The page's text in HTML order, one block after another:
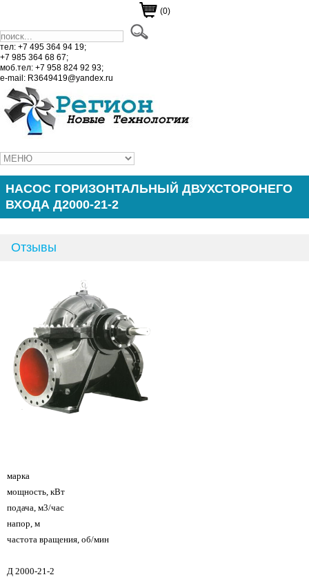
(0)
тел: +7 495 364 94 19;
+7 985 364 68 67;
моб.тел: +7 958 824 92 93;
e-mail: R3649419@yandex.ru
НАСОС ГОРИЗОНТАЛЬНЫЙ ДВУХСТОРОНЕГО
ВХОДА Д2000-21-2
Отзывы
марка
мощность, кВт
подача, м3/час
напор, м
частота вращения, об/мин
Д 2000-21-2